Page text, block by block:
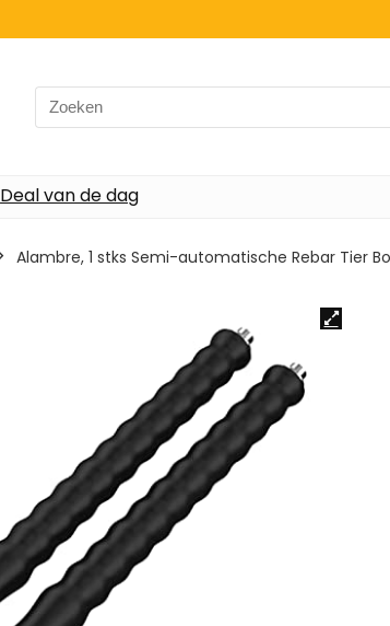
Search
for:
Deal van de dag
Alambre, 1 stks Semi-automatische Rebar Tier